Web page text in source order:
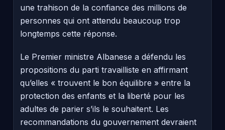
une trahison de la confiance des millions de
personnes qui ont attendu beaucoup trop
longtemps cette réponse.
Le Premier ministre Albanese a défendu les
propositions du parti travailliste en affirmant
qu’elles « trouvent le bon équilibre » entre la
protection des enfants et la liberté pour les
adultes de parier s’ils le souhaitent. Les
recommandations du gouvernement devraient